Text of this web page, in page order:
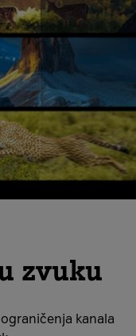
zvuku
kanala